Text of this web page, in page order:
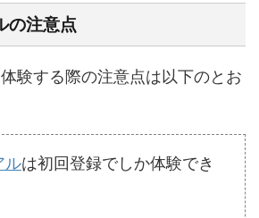
の注意点
験する際の注意点は以下のとお
ルは初回登録でしか体験でき